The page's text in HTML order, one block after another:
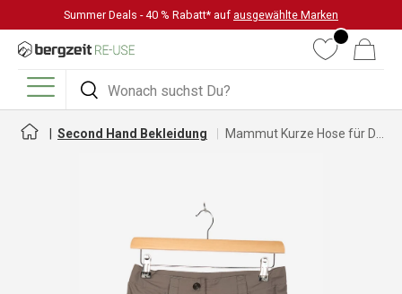
DIREKT ZUM INHALT
Summer Deals - 40 % Rabatt* auf ausgewählte Marken
Suchen
Suchen
WunschlisteWarenkorb
Menü
Second Hand Bekleidung